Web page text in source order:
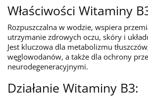
Właściwości Witaminy
Rozpuszczalna w wodzie, wspiera
utrzymanie zdrowych oczu, skóry i
Jest kluczowa dla metabolizmu
węglowodanów, a także dla ochrony
neurodegeneracyjnymi.
Działanie Witaminy B3: